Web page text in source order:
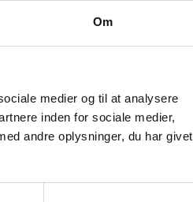
Om
medier og til at analysere
inden for sociale medier,
andre oplysninger, du har givet